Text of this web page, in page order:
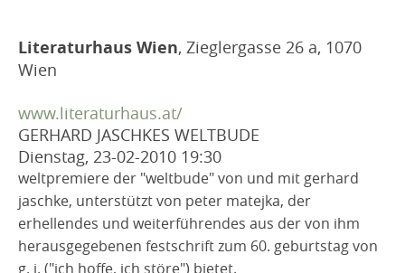
Literaturhaus Wien, Zieglergasse 26 a, 1070
Wien
www.literaturhaus.at/
GERHARD JASCHKES WELTBUDE
Dienstag, 23-02-2010 19:30
weltpremiere der "weltbude" von und mit gerhard
jaschke, unterstützt von peter matejka, der
erhellendes und weiterführendes aus der von ihm
herausgegebenen festschrift zum 60. geburtstag von
g. j. ("ich hoffe, ich störe") bietet.